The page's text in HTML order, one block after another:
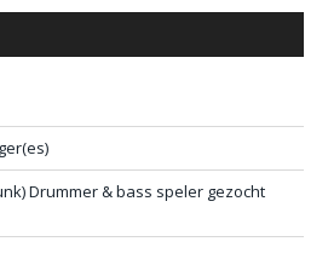
Drummer & bass speler gezocht